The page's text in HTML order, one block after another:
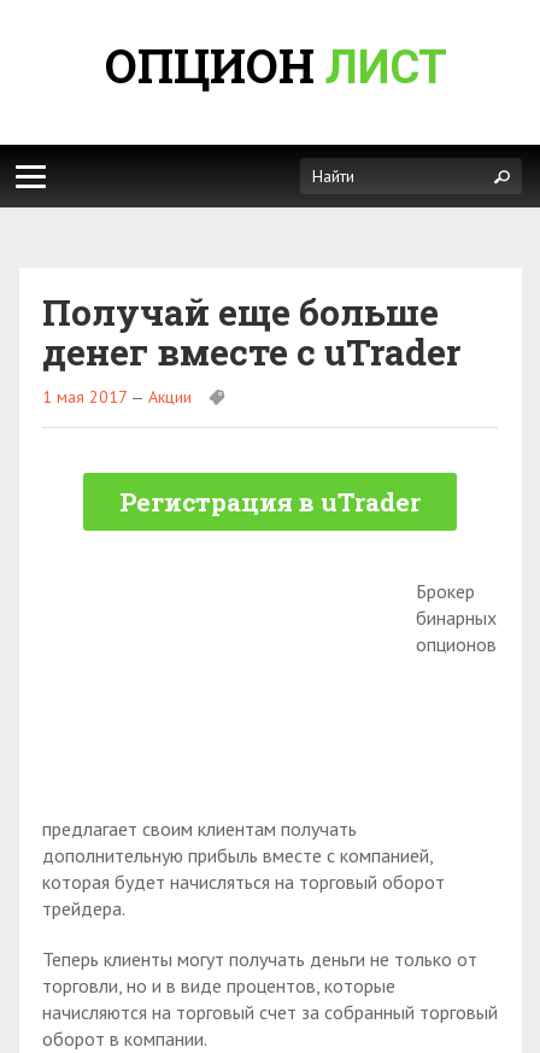
ОПЦИОН ЛИСТ
Получай еще больше
денег вместе с uTrader
1 мая 2017 — Акции
Регистрация в uTrader
Брокер
бинарных
опционов
предлагает своим клиентам получать
дополнительную прибыль вместе с компанией,
которая будет начисляться на торговый оборот
трейдера.
Теперь клиенты могут получать деньги не только от
торговли, но и в виде процентов, которые
начисляются на торговый счет за собранный торговый
оборот в компании.